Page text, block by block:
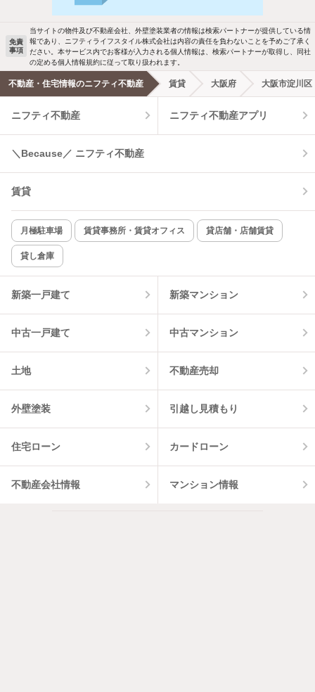
免責
事項
当サイトの物件及び不動産会社、外壁塗装業者の情報は検索パートナーが提供している情
報であり、ニフティライフスタイル株式会社は内容の責任を負わないことを予めご了承く
ださい。本サービス内でお客様が入力される個人情報は、検索パートナーが取得し、同社
の定める個人情報規約に従って取り扱われます。
不動産・住宅情報のニフティ不動産 賃貸 大阪府 大阪市淀川区
ニフティ不動産 ニフティ不動産アプリ
＼Because／ ニフティ不動産
賃貸
月極駐車場 賃貸事務所・賃貸オフィス 貸店舗・店舗賃貸
貸し倉庫
新築一戸建て 新築マンション
中古一戸建て 中古マンション
土地 不動産売却
外壁塗装 引越し見積もり
住宅ローン カードローン
不動産会社情報 マンション情報